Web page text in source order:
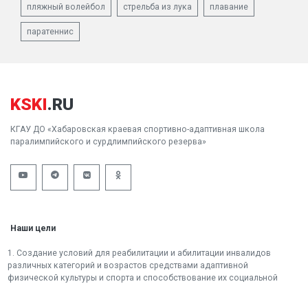
пляжный волейбол стрельба из лука плавание
паратеннис
KSKI.RU
КГАУ ДО «Хабаровская краевая спортивно-адаптивная школа
паралимпийского и сурдлимпийского резерва»
Наши цели
1. Создание условий для реабилитации и абилитации инвалидов
различных категорий и возрастов средствами адаптивной
физической культуры и спорта и способствование их социальной